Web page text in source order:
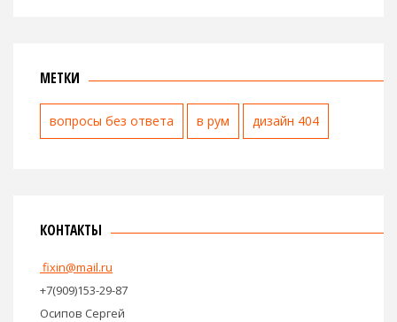
МЕТКИ
вопросы без ответа в рум дизайн 404
КОНТАКТЫ
fixin@mail.ru
+7(909)153-29-87
Осипов Сергей